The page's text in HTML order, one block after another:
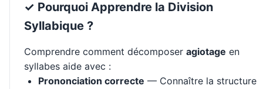
✓ Pourquoi Apprendre la Division
Syllabique ?
Comprendre comment décomposer agiotage en
syllabes aide avec :
Prononciation correcte — Connaître la structure